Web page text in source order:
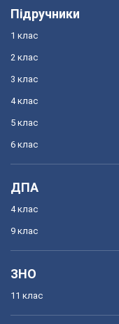
Підручники
1 клас
2 клас
3 клас
4 клас
5 клас
6 клас
ДПА
4 клас
9 клас
ЗНО
11 клас